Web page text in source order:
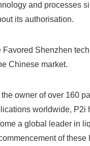
and processes
its authorisation.
Favored Shenzhen
Chinese market.
owner of over 160
worldwide, P2i
a global leader in
of